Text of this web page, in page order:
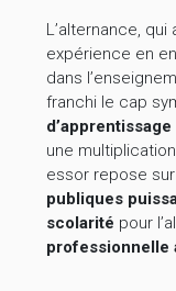
L’alternance,
expérience en
dans
franchi le cap
une
essor repose
publiques
scolarité pour
professionnelle